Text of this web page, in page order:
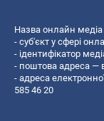
Назва онлайн медіа
- суб'єкт у сфері
- ідентифікатор
- поштова адреса —
- адреса
585 46 20